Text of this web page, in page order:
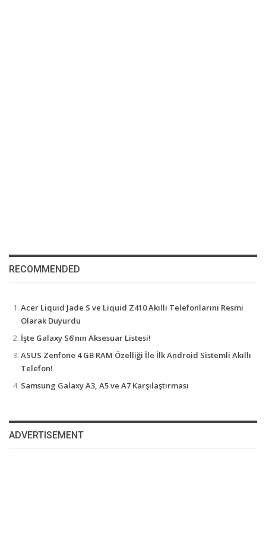
RECOMMENDED
Acer Liquid Jade S ve Liquid Z410 Akıllı Telefonlarını Resmi
Olarak Duyurdu
İşte Galaxy S6’nın Aksesuar Listesi!
ASUS Zenfone 4 GB RAM Özelliği İle İlk Android Sistemli Akıllı
Telefon!
Samsung Galaxy A3, A5 ve A7 Karşılaştırması
ADVERTISEMENT